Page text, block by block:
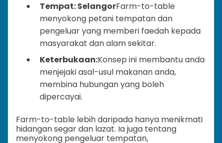
Tempat: SelangorFarm-to-table
menyokong petani tempatan dan
pengeluar yang memberi faedah kepada
masyarakat dan alam sekitar.
Keterbukaan:Konsep ini membantu anda
menjejaki asal-usul makanan anda,
membina hubungan yang boleh
dipercayai.
Farm-to-table lebih daripada hanya menikmati
hidangan segar dan lazat. Ia juga tentang
menyokong pengeluar tempatan,